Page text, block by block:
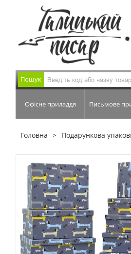
Пошук
Офісне приладдя Письмове
Головна Подарункова